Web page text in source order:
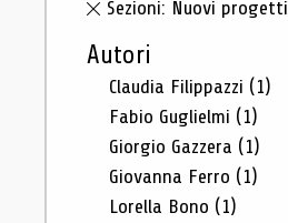
Sezioni: Nuovi progetti
Autori
Claudia Filippazzi (1)
Fabio Guglielmi (1)
Giorgio Gazzera (1)
Giovanna Ferro (1)
Lorella Bono (1)